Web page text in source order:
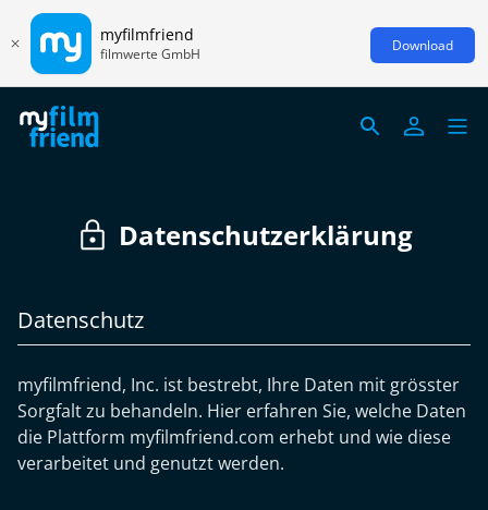
myfilmfriend
filmwerte GmbH Download
Datenschutzerklärung
Datenschutz
myfilmfriend, Inc. ist bestrebt, Ihre Daten mit grösster
Sorgfalt zu behandeln. Hier erfahren Sie, welche Daten
die Plattform myfilmfriend.com erhebt und wie diese
verarbeitet und genutzt werden.